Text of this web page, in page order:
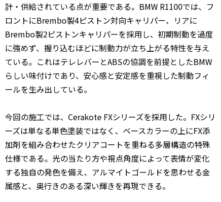
計・供給されている点が重要である。BMW R1100では、フ
ロントにBrembo製4ピストン対向キャリパー、リアに
Brembo製2ピストンキャリパーを採用し、初期制動を過度
に強めず、握り込むほどに制動力が立ち上がる特性を与え
ている。これはテレレバーとABSの協調を前提としたBMW
らしい味付けであり、安心感と安定感を重視した制動フィ
ールを生み出している。
今回の施工では、Cerakote FXシリーズを採用した。FXシリ
ーズは単なる単色塗装ではなく、ベースカラーの上にFX添
加剤を組み合わせたクリアコートを重ねる多層構造の特殊
仕様である。光の当たり方や視点角度によって表情が変化
する独自の発色を備え、アルマイトゴールドを思わせる金
属感と、奥行きのある深い輝きを再現できる。